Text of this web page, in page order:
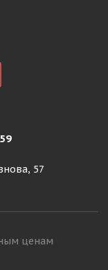
57
ценам